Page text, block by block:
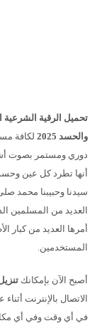
تحميل
والحسد 2025
لكافة
دوري ومستمر بصوت
أنها تطرد كل عين
سيدنا وحبيبنا محمد
العديد من المسلمين
أمرها العديد من كبار
المستخدمين.
أصبح الآن بإمكانك
الاتصال بالإنترنت
في أي وقت وفي أي مكان